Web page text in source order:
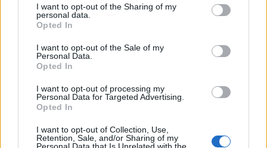
I want to opt-out of the Sharing of my
personal data.
Opted In
I want to opt-out of the Sale of my
Personal Data.
Opted In
I want to opt-out of processing my
Personal Data for Targeted Advertising.
Opted In
I want to opt-out of Collection, Use,
Retention, Sale, and/or Sharing of my
Personal Data that Is Unrelated with the
Vsi dogodki →
Najbolj brano
moškega udaril s steklenico in ga zabodel
(VIDEO) "Mislil sem, da je konec": Lastnik
Hrvaškem
Dopustniška drama: Policija pričakala letalo s